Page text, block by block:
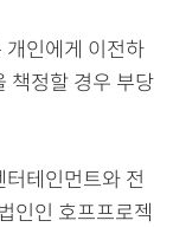
개인에게 이전하
책정할 경우 부당
테인먼트와 전
인인 호프프로젝